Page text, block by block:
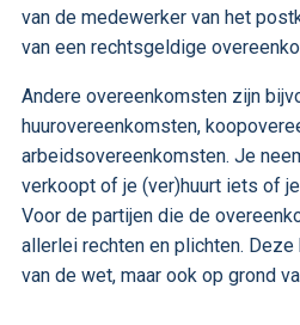
van de medewerker van het
van een rechtsgeldige
Andere overeenkomsten zijn
huurovereenkomsten,
arbeidsovereenkomsten. Je
verkoopt of je (ver)huurt iets of
Voor de partijen die de
allerlei rechten en plichten.
van de wet, maar ook op grond